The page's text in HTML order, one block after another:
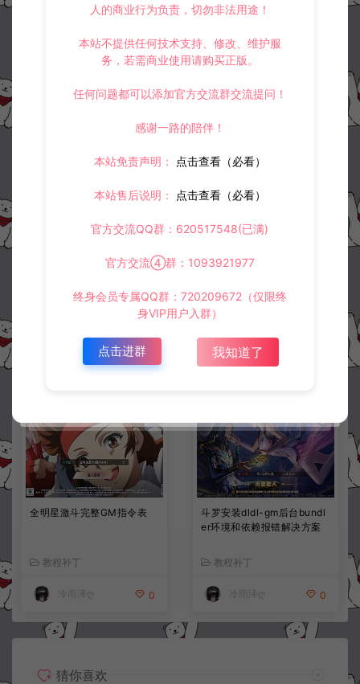
LCOME 提示无法进游戏修
离线版0513卡登录问题解决
冷雨泽ღ
全明星激斗完整GM指令表
教程补丁
冷雨泽ღ 0
斗罗安装dldl-gm后台bundl
er环境和依赖报错解决方案
教程补丁
冷雨泽ღ 0
猜你喜欢
人的商业行为负责，切勿非法用途！
本站不提供任何技术支持、修改、维护服
务，若需商业使用请购买正版。
任何问题都可以添加官方交流群交流提问！
感谢一路的陪伴！
本站免责声明： 点击查看（必看）
本站售后说明： 点击查看（必看）
官方交流QQ群：620517548(已满)
官方交流④群：1093921977
终身会员专属QQ群：720209672（仅限终
身VIP用户入群）
点击进群 我知道了